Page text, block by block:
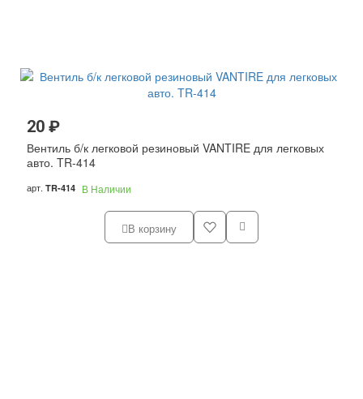
20 ₽
Вентиль б/к легковой резиновый VANTIRE для легковых
авто. TR-414
арт. TR-414 В Наличии
В корзину